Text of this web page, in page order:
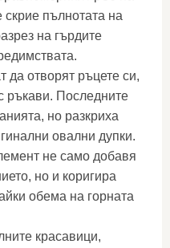
пълнотата на
на гърдите
да отворят ръцете си,
ръкави. Последните
но разкриха
овални дупки.
не само добавя
но и коригира
обема на горната
красавици,